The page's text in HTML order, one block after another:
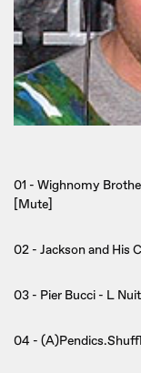
01 - Wighnomy
[Mute]
02 - Jackson and His
03 - Pier Bucci - L
04 -